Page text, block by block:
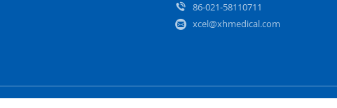
86-021-58110711
xcel@xhmedical.com